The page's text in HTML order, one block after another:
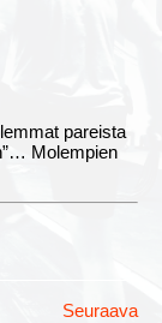
pareista
Molempien
Seuraava